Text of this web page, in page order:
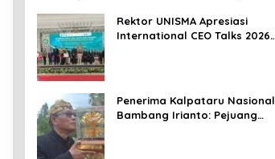
Hasil
Rektor UNISMA Apresiasi
International CEO Talks 2026,
Penerima Kalpataru Nasional
Bambang Irianto: Pejuang